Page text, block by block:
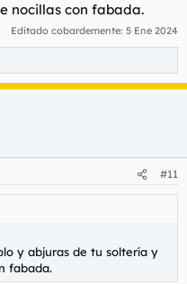
nocillas con fabada.
Editado cobardemente: 5 Ene 2024
#11
y abjuras de tu soltería y
fabada.